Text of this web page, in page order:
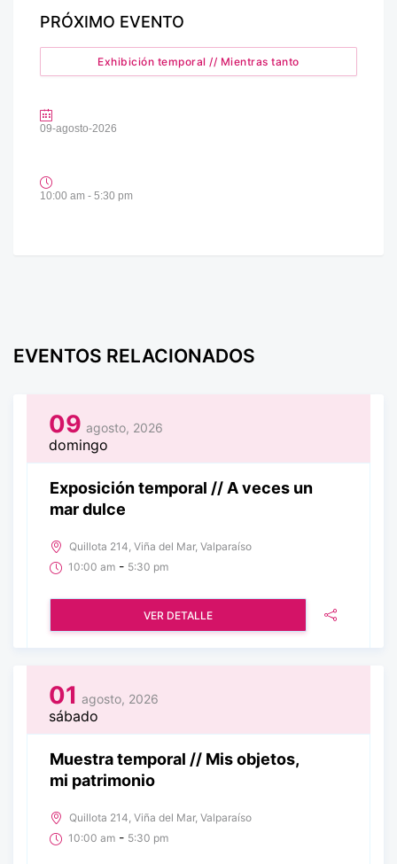
PRÓXIMO EVENTO
Exhibición temporal // Mientras tanto
09-agosto-2026
10:00 am - 5:30 pm
EVENTOS RELACIONADOS
09 agosto, 2026
domingo
Exposición temporal // A veces un
mar dulce
Quillota 214, Viña del Mar, Valparaíso
10:00 am - 5:30 pm
VER DETALLE
01 agosto, 2026
sábado
Muestra temporal // Mis objetos,
mi patrimonio
Quillota 214, Viña del Mar, Valparaíso
10:00 am - 5:30 pm